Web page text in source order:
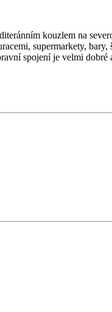
kouzlem na
supermarkety,
spojení je velmi